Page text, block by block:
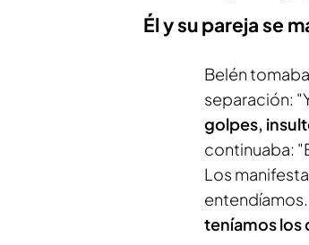
Él y su pareja se
Belén
separación:
golpes,
continuaba:
Los
teníamos los